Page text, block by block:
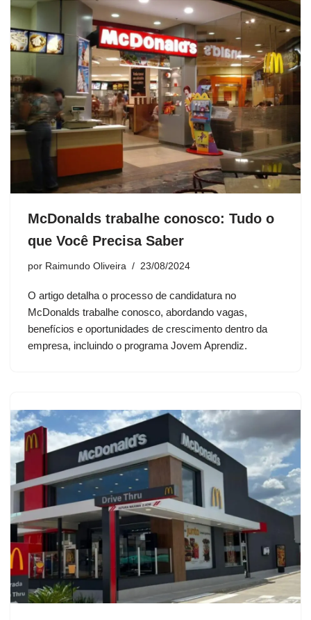
McDonalds trabalhe conosco: Tudo o
que Você Precisa Saber
por Raimundo Oliveira 23/08/2024
O artigo detalha o processo de candidatura no
McDonalds trabalhe conosco, abordando vagas,
benefícios e oportunidades de crescimento dentro da
empresa, incluindo o programa Jovem Aprendiz.